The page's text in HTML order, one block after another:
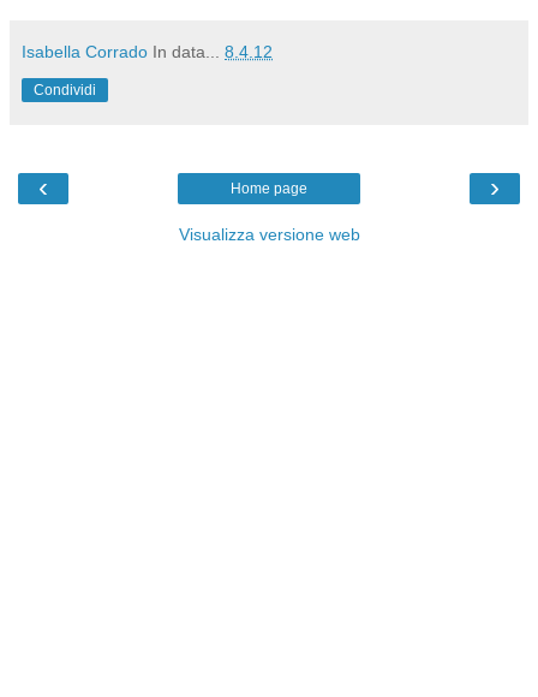
Isabella Corrado In data... 8.4.12
Condividi
‹ ›
Home page
Visualizza versione web